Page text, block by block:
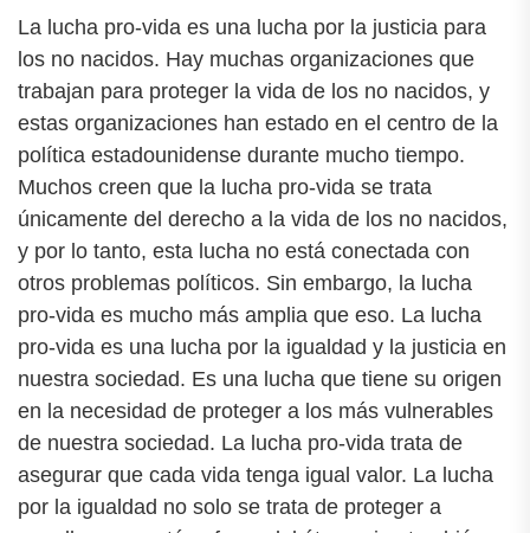
La lucha pro-vida es una lucha por la justicia para
los no nacidos. Hay muchas organizaciones que
trabajan para proteger la vida de los no nacidos, y
estas organizaciones han estado en el centro de la
política estadounidense durante mucho tiempo.
Muchos creen que la lucha pro-vida se trata
únicamente del derecho a la vida de los no nacidos,
y por lo tanto, esta lucha no está conectada con
otros problemas políticos. Sin embargo, la lucha
pro-vida es mucho más amplia que eso. La lucha
pro-vida es una lucha por la igualdad y la justicia en
nuestra sociedad. Es una lucha que tiene su origen
en la necesidad de proteger a los más vulnerables
de nuestra sociedad. La lucha pro-vida trata de
asegurar que cada vida tenga igual valor. La lucha
por la igualdad no solo se trata de proteger a